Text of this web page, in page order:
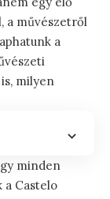
a művészetről
a
milyen
minden
Castelo